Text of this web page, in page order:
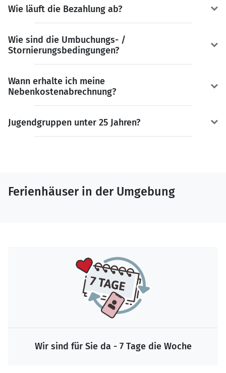
Wie läuft die Bezahlung ab?
Wie sind die Umbuchungs- /
Stornierungsbedingungen?
Wann erhalte ich meine
Nebenkostenabrechnung?
Jugendgruppen unter 25 Jahren?
Ferienhäuser in der Umgebung
Wir sind für Sie da - 7 Tage die Woche